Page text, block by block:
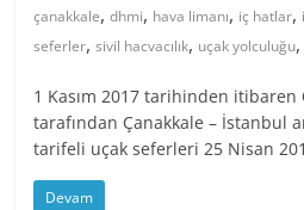
çanakkale,dhmi, hava limanı, iç hatlar,
seferler,sivil hacvacılık, uçak yolculuğu,
1 Kasım 2017 tarihinden itibaren
tarafından Çanakkale – İstanbul
tarifeli uçak seferleri 25 Nisan
Devam